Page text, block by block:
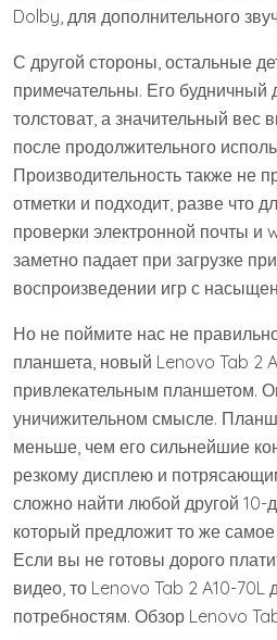
Dolby, для дополнительного
С другой стороны, остальные
примечательны. Его будничный
толстоват, а значительный вес
после продолжительного
Производительность также не
отметки и подходит, разве что
проверки электронной почты и
заметно падает при загрузке
воспроизведении игр с
Но не поймите нас не
планшета, новый Lenovo Tab 2
привлекательным планшетом.
уничижительном смысле.
меньше, чем его сильнейшие
резкому дисплею и
сложно найти любой другой
который предложит то же
Если вы не готовы дорого
видео, то Lenovo Tab 2 A10-70L
потребностям. Обзор Lenovo